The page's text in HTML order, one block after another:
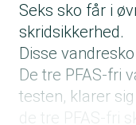
Seks sko får i
skridsikkerhed.
Disse
De tre PFAS-fri
testen, klarer